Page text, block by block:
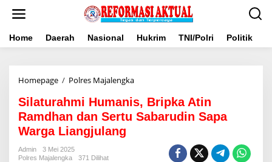
Home Daerah Nasional Hukrim TNI/Polri Politik
Homepage / Polres MajalengkaSilaturahmi
Bripka
Atin
Ramdhan
Sabarudin
Silaturahmi Humanis, Bripka Atin
Ramdhan dan Sertu Sabarudin Sapa
Warga Liangjulang
Admin
3 Mei 2025
Polres Majalengka
371 Dilihat